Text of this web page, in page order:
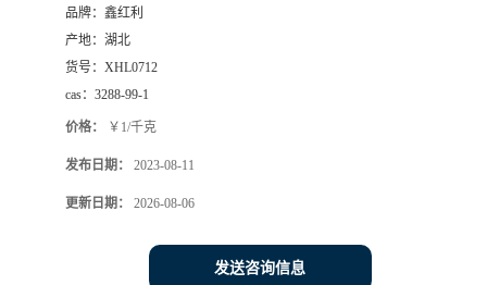
品牌： 鑫红利
产地： 湖北
货号： XHL0712
cas： 3288-99-1
价格： ￥1/千克
发布日期： 2023-08-11
更新日期： 2026-08-06
发送咨询信息